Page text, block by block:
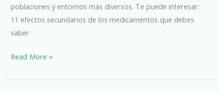
poblaciones y entornos más diversos. Te puede interesar:
11 efectos secundarios de los medicamentos que debes
saber
Read More »